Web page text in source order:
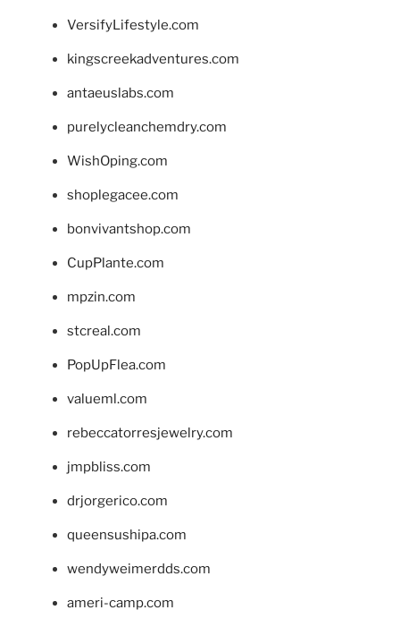
VersifyLifestyle.com
kingscreekadventures.com
antaeuslabs.com
purelycleanchemdry.com
WishOping.com
shoplegacee.com
bonvivantshop.com
CupPlante.com
mpzin.com
stcreal.com
PopUpFlea.com
valueml.com
rebeccatorresjewelry.com
jmpbliss.com
drjorgerico.com
queensushipa.com
wendyweimerdds.com
ameri-camp.com